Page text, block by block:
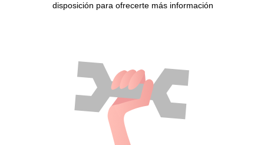
disposición para ofrecerte más información